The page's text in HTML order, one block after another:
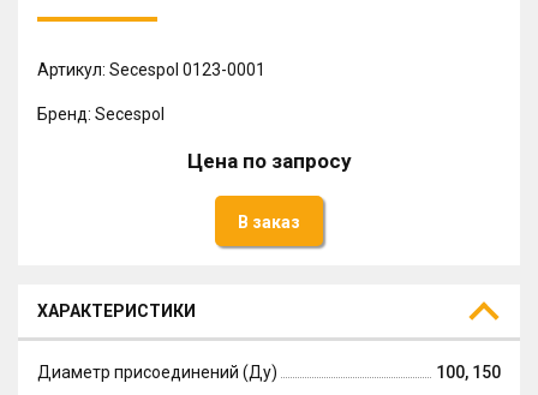
Артикул: Secespol 0123-0001
Бренд: Secespol
Цена по запросу
В заказ
ХАРАКТЕРИСТИКИ
Диаметр присоединений (Ду)
100, 150